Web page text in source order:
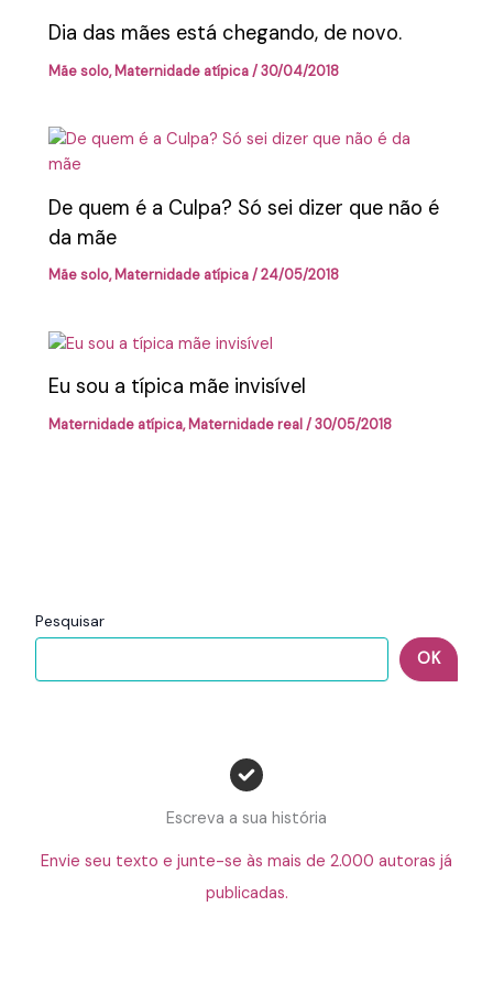
Pesquisar
OK
Escreva a sua história
Envie seu texto e junte-se às mais de 2.000 autoras já
publicadas.
Dia das mães está chegando, de novo.
Mãe solo,Maternidade atípica/30/04/2018
De quem é a Culpa? Só sei dizer que não é
da mãe
Mãe solo,Maternidade atípica/24/05/2018
Eu sou a típica mãe invisível
Maternidade atípica,Maternidade real/30/05/2018